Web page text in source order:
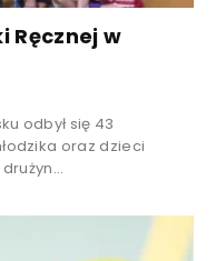
Ręcznej w
odbył się 43
oraz dzieci